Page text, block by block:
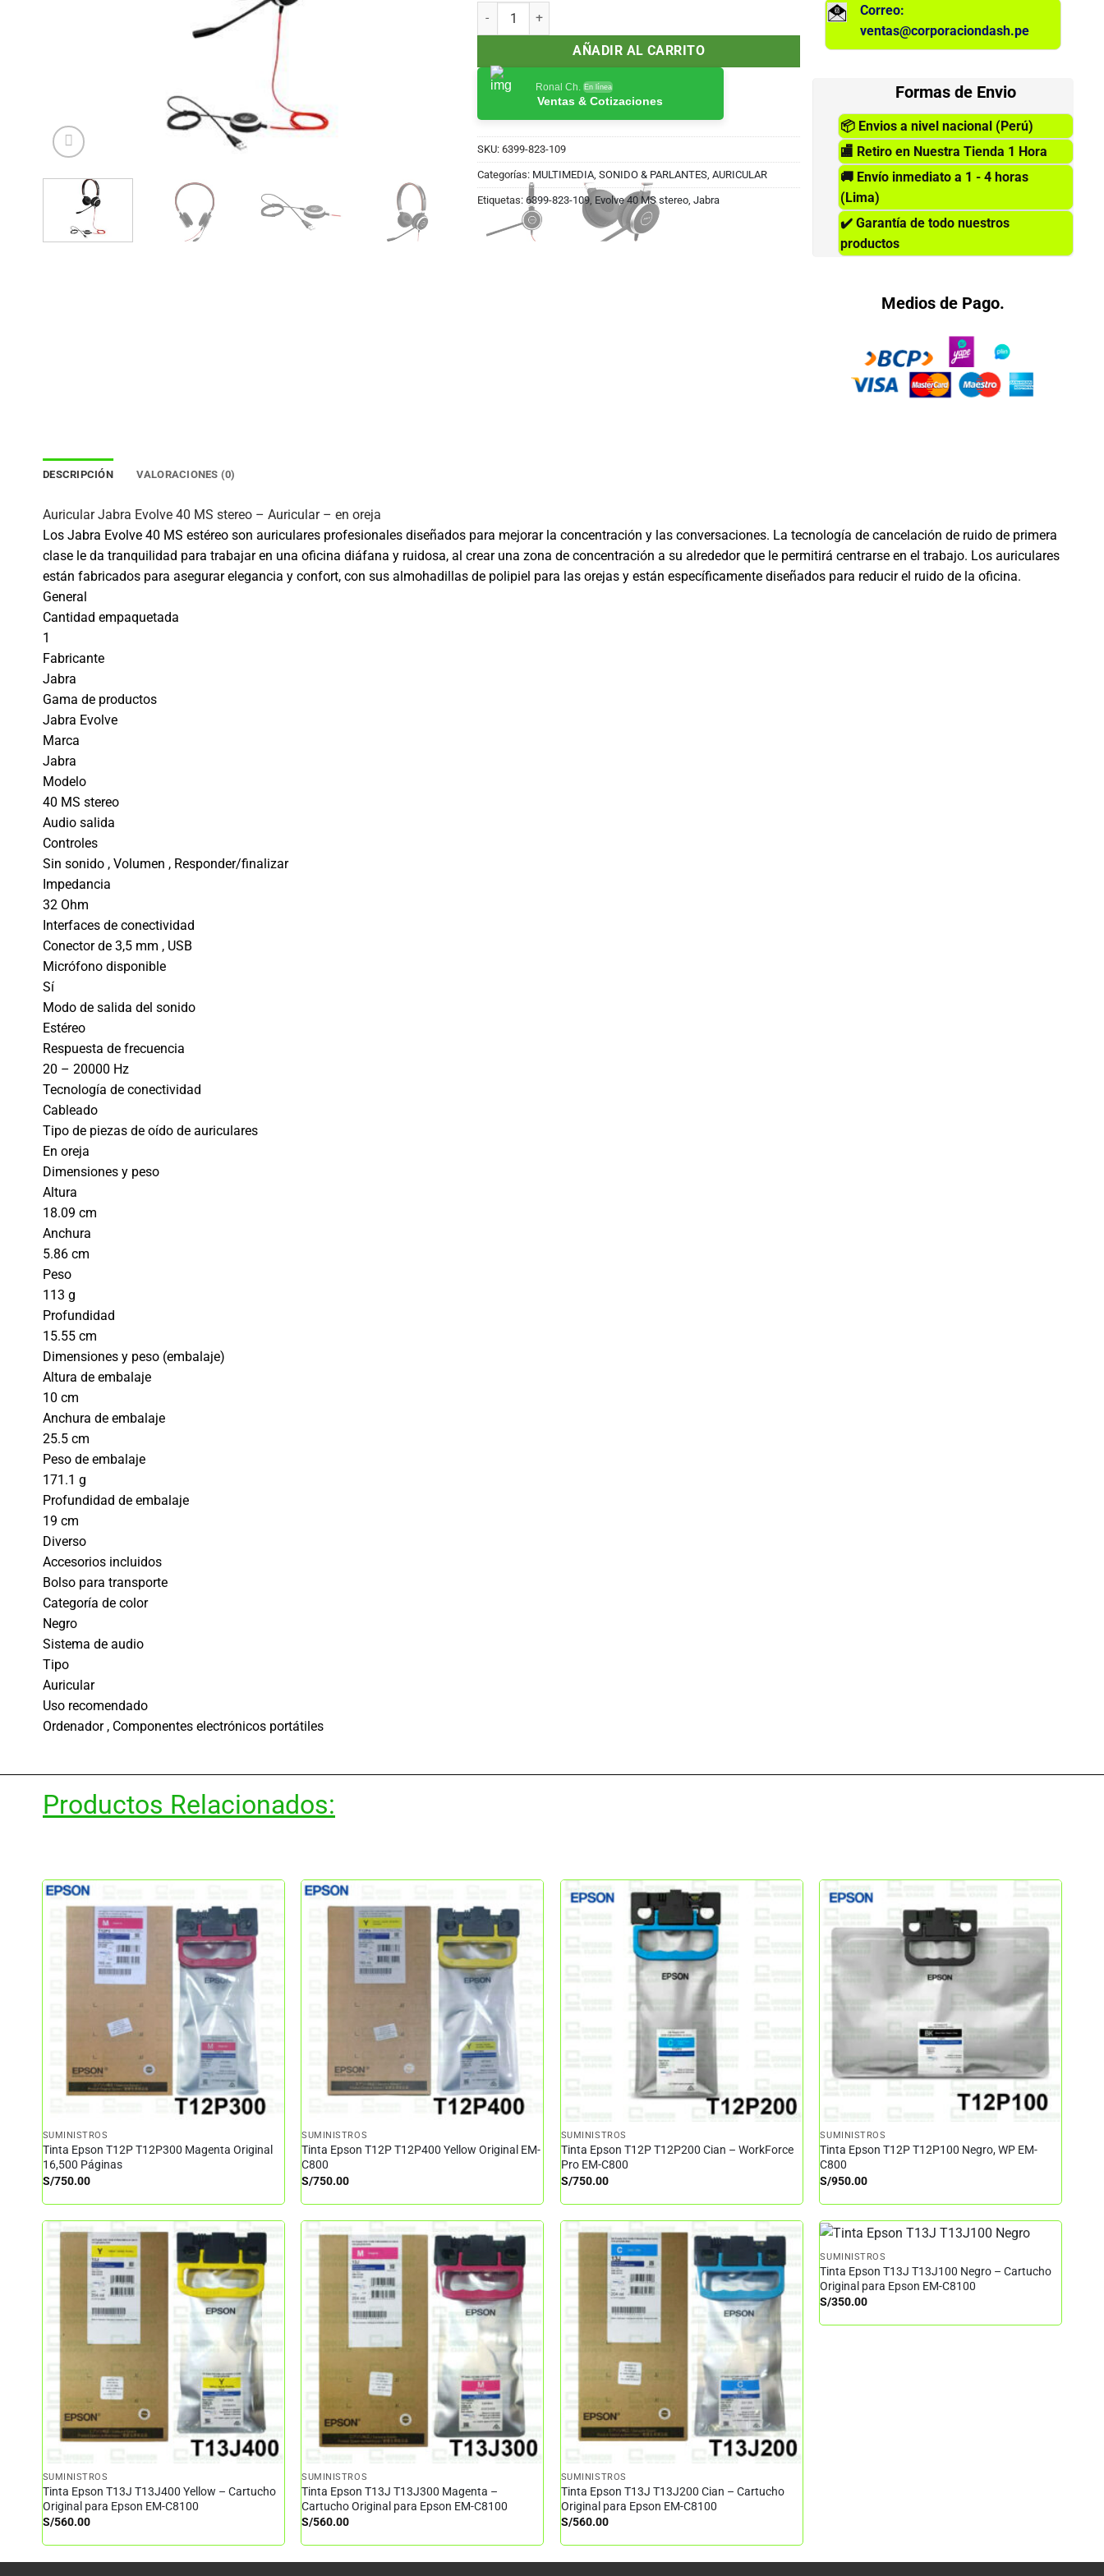
Auricular Jabra Evolve 40 MS stereo - Auricular - en oreja cantidad
AÑADIR AL CARRITO
Ronal Ch. En línea
Ventas & Cotizaciones
SKU:6399-823-109
Categorías: MULTIMEDIA, SONIDO & PARLANTES,AURICULAR
Etiquetas:6399-823-109, Evolve 40 MS stereo,Jabra
Correo:
ventas@corporaciondash.pe
Formas de Envio
📦 Envios a nivel nacional (Perú)
🏬 Retiro en Nuestra Tienda 1 Hora
🚚 Envío inmediato a 1 - 4 horas
(Lima)
✔️ Garantía de todo nuestros
productos
Medios de Pago.
DESCRIPCIÓN VALORACIONES (0)
Auricular Jabra Evolve 40 MS stereo – Auricular – en oreja
Los Jabra Evolve 40 MS estéreo son auriculares profesionales diseñados para mejorar la concentración y las conversaciones. La tecnología de cancelación de ruido de primera
clase le da tranquilidad para trabajar en una oficina diáfana y ruidosa, al crear una zona de concentración a su alrededor que le permitirá centrarse en el trabajo. Los auriculares
están fabricados para asegurar elegancia y confort, con sus almohadillas de polipiel para las orejas y están específicamente diseñados para reducir el ruido de la oficina.
General
Cantidad empaquetada
1
Fabricante
Jabra
Gama de productos
Jabra Evolve
Marca
Jabra
Modelo
40 MS stereo
Audio salida
Controles
Sin sonido , Volumen , Responder/finalizar
Impedancia
32 Ohm
Interfaces de conectividad
Conector de 3,5 mm , USB
Micrófono disponible
Sí
Modo de salida del sonido
Estéreo
Respuesta de frecuencia
20 – 20000 Hz
Tecnología de conectividad
Cableado
Tipo de piezas de oído de auriculares
En oreja
Dimensiones y peso
Altura
18.09 cm
Anchura
5.86 cm
Peso
113 g
Profundidad
15.55 cm
Dimensiones y peso (embalaje)
Altura de embalaje
10 cm
Anchura de embalaje
25.5 cm
Peso de embalaje
171.1 g
Profundidad de embalaje
19 cm
Diverso
Accesorios incluidos
Bolso para transporte
Categoría de color
Negro
Sistema de audio
Tipo
Auricular
Uso recomendado
Ordenador , Componentes electrónicos portátiles
Productos Relacionados:
SUMINISTROS
Tinta Epson T12P T12P300 Magenta Original
16,500 Páginas
S/750.00
SUMINISTROS
Tinta Epson T12P T12P400 Yellow Original EM-
C800
S/750.00
SUMINISTROS
Tinta Epson T12P T12P200 Cian – WorkForce
Pro EM-C800
S/750.00
SUMINISTROS
Tinta Epson T12P T12P100 Negro, WP EM-
C800
S/950.00
SUMINISTROS
Tinta Epson T13J T13J400 Yellow – Cartucho
Original para Epson EM-C8100
S/560.00
SUMINISTROS
Tinta Epson T13J T13J300 Magenta –
Cartucho Original para Epson EM-C8100
S/560.00
SUMINISTROS
Tinta Epson T13J T13J200 Cian – Cartucho
Original para Epson EM-C8100
S/560.00
SUMINISTROS
Tinta Epson T13J T13J100 Negro – Cartucho
Original para Epson EM-C8100
S/350.00